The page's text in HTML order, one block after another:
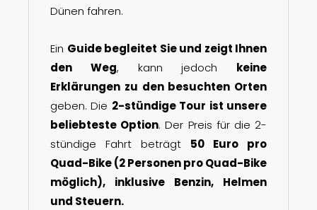
Dünen fahren.
Ein Guide begleitet Sie und zeigt Ihnen
den Weg, kann jedoch keine
Erklärungen zu den besuchten Orten
geben. Die 2-stündige Tour ist unsere
beliebteste Option. Der Preis für die 2-
stündige Fahrt beträgt 50 Euro pro
Quad-Bike (2 Personen pro Quad-Bike
möglich), inklusive Benzin, Helmen
und Steuern.